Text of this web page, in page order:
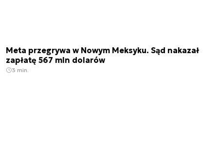
Meta przegrywa w Nowym Meksyku. Sąd nakazał
zapłatę 567 mln dolarów
3 min.